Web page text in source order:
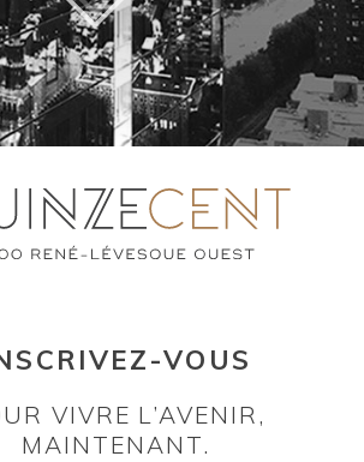
VOUS
VIVRE L’AVENIR,
MAINTENANT.